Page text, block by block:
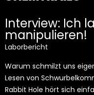
Interview: Ich
manipulieren!
Laborbericht
Warum schmilzt uns
Lesen von
Rabbit Hole hört sich